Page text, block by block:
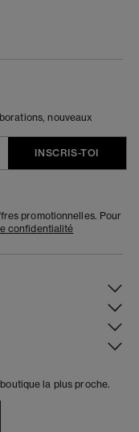
nouveaux
INSCRIS-TOI
promotionnelles. Pour
confidentialité
la plus proche.